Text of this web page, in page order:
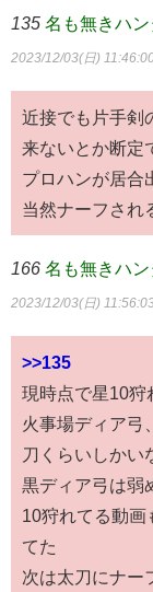
135 名も無きハ
2023/12/03(日)
近接でも片手剣
来ないとか断定
プロハンが居合
当然ナーフされ
166 名も無きハ
2023/12/03(日)
>>135
現時点で星10狩
火事場ディア弓
刀くらいしかい
黒ディア弓は弱
10狩れてる動画
てた
次は太刀にナー